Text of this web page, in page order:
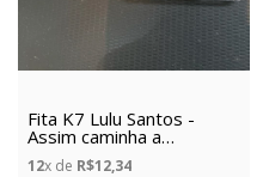
Fita K7 Lulu Santos -
Assim caminha a
humanidade (Usada)
12x de R$12,34